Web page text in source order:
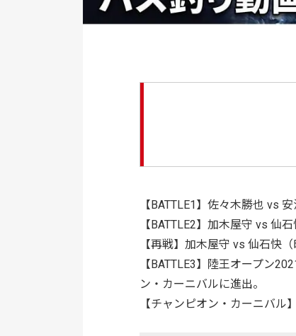
【BATTLE1】佐々木勝也 vs
【BATTLE2】加木屋守 vs 仙
【再戦】加木屋守 vs 仙石快
【BATTLE3】陸王オープン
ン・カーニバルに進出。
【チャンピオン・カーニバル